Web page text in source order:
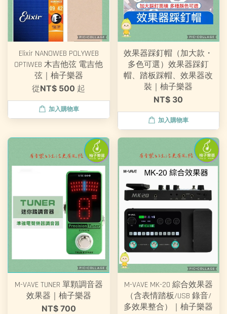
Elixir NANOWEB POLYWEB
OPTIWEB 木吉他弦 電吉他
弦｜柚子樂器
從NT$ 500 起
加入購物車
效果器踩釘帽（加大款・
多色可選）效果器踩釘
帽、踏板踩帽、效果器改
裝｜柚子樂器
NT$ 30
加入購物車
M-VAVE TUNER 單顆調音器
效果器｜柚子樂器
NT$ 700
M-VAVE MK-20 綜合效果器
（含表情踏板/USB 錄音/
多效果整合）｜柚子樂器